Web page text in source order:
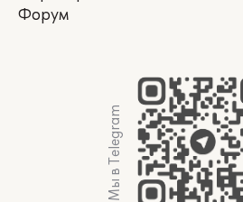
Форум
Мы в Telegram